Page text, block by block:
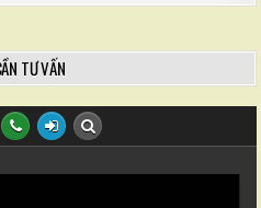
TƯ VẤN